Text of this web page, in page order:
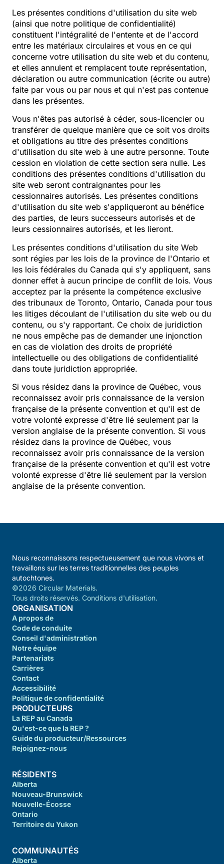
Les présentes conditions d'utilisation du site web
(ainsi que notre politique de confidentialité)
constituent l'intégralité de l'entente et de l'accord
entre les matériaux circulaires et vous en ce qui
concerne votre utilisation du site web et du contenu,
et elles annulent et remplacent toute représentation,
déclaration ou autre communication (écrite ou autre)
faite par vous ou par nous et qui n'est pas contenue
dans les présentes.
Vous n'êtes pas autorisé à céder, sous-licencier ou
transférer de quelque manière que ce soit vos droits
et obligations au titre des présentes conditions
d'utilisation du site web à une autre personne. Toute
cession en violation de cette section sera nulle. Les
conditions des présentes conditions d'utilisation du
site web seront contraignantes pour les
cessionnaires autorisés. Les présentes conditions
d'utilisation du site web s'appliqueront au bénéfice
des parties, de leurs successeurs autorisés et de
leurs cessionnaires autorisés, et les lieront.
Les présentes conditions d'utilisation du site Web
sont régies par les lois de la province de l'Ontario et
les lois fédérales du Canada qui s'y appliquent, sans
donner effet à aucun principe de conflit de lois. Vous
acceptez par la présente la compétence exclusive
des tribunaux de Toronto, Ontario, Canada pour tous
les litiges découlant de l'utilisation du site web ou du
contenu, ou s'y rapportant. Ce choix de juridiction
ne nous empêche pas de demander une injonction
en cas de violation des droits de propriété
intellectuelle ou des obligations de confidentialité
dans toute juridiction appropriée.
Si vous résidez dans la province de Québec, vous
reconnaissez avoir pris connaissance de la version
française de la présente convention et qu'il est de
votre volonté expresse d'être lié seulement par la
version anglaise de la présente convention. Si vous
résidez dans la province de Québec, vous
reconnaissez avoir pris connaissance de la version
française de la présente convention et qu'il est votre
volonté expresse d'être lié seulement par la version
anglaise de la présente convention.
Nous reconnaissons respectueusement que nous vivons et
travaillons sur les terres traditionnelles des peuples
autochtones.
©2026 Circular Materials.
Tous droits réservés. Conditions d'utilisation.
ORGANISATION
A propos de
Code de conduite
Conseil d'administration
Notre équipe
Partenariats
Carrières
Contact
Accessibilité
Politique de confidentialité
PRODUCTEURS
La REP au Canada
Qu'est-ce que la REP ?
Guide du producteur/Ressources
Rejoignez-nous
RÉSIDENTS
Alberta
Nouveau-Brunswick
Nouvelle-Écosse
Ontario
Territoire du Yukon
COMMUNAUTÉS
Alberta